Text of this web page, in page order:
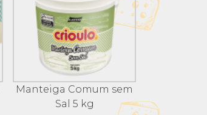
Manteiga Comum sem
Sal 5 kg